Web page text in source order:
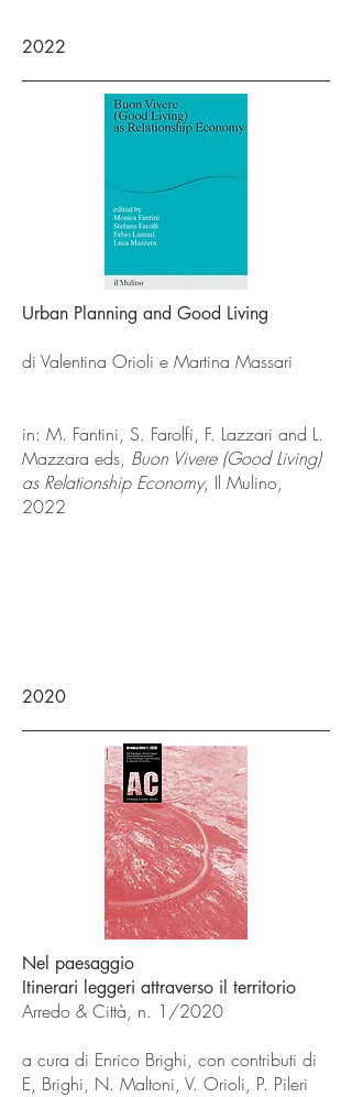
2022
Urban Planning and Good Living
di Valentina Orioli e Martina Massari
in: M. Fantini, S. Farolfi, F. Lazzari and L.
Mazzara eds, Buon Vivere (Good Living)
as Relationship Economy, Il Mulino,
2022
2020
Nel paesaggio
Itinerari leggeri attraverso il territorio
Arredo & Città, n. 1/2020
a cura di Enrico Brighi, con contributi di
E, Brighi, N. Maltoni, V. Orioli, P. Pileri